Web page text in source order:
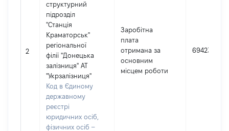
2
структурний
підрозділ
"Станція
Краматорськ"
регіональної
філії "Донецька
залізниця" АТ
"Укрзалізниця"
Код в Єдиному
державному
реєстрі
юридичних осіб,
фізичних осіб –
Заробітна
плата
отримана за
основним
місцем роботи
69423